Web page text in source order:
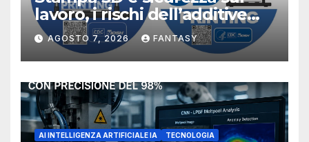
lavoro, i rischi dell’additive
manufacturing secondo
NIOSH
AGOSTO 7, 2026 FANTASY
AI INTELLIGENZA ARTIFICIALE IA TECNOLOGIA